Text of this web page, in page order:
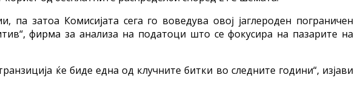
затоа Комисијата сега го воведува овој јаглероден пограничен
фирма за анализа на податоци што се фокусира на пазарите на
ќе биде една од клучните битки во следните години“, изјави